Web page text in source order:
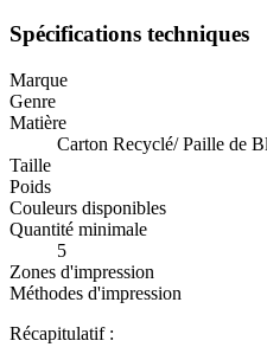
Spécifications techniques
Marque
Genre
Matière
Carton Recyclé/ Paille de
Taille
Poids
Couleurs disponibles
Quantité minimale
5
Zones d'impression
Méthodes d'impression
Récapitulatif :